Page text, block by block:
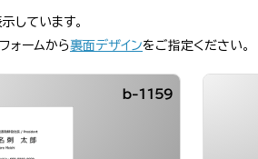
しています。
ォームから裏面デザインをご指定ください。
b-1159